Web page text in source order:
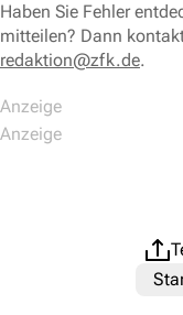
Haben Sie Fehler
mitteilen? Dann
redaktion@zfk.de.